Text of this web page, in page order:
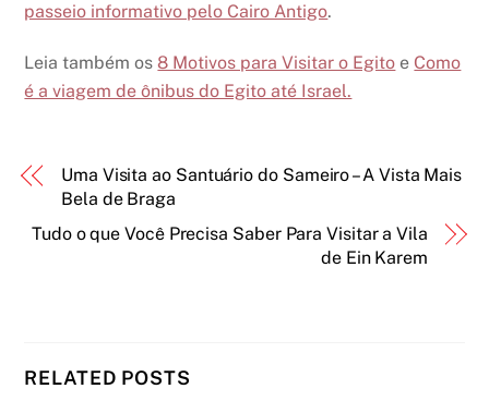
passeio informativo pelo Cairo Antigo.
Leia também os8 Motivos para Visitar o Egito e Como
é a viagem de ônibus do Egito até Israel.
Uma Visita ao Santuário do Sameiro – A Vista Mais
Bela de Braga
Tudo o que Você Precisa Saber Para Visitar a Vila
de Ein Karem
RELATED POSTS